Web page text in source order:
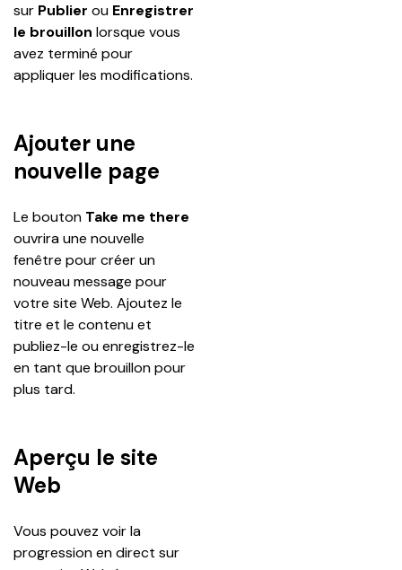
sur Publier ou Enregistrer
le brouillon lorsque vous
avez terminé pour
appliquer les modifications.
Ajouter une
nouvelle page
Le bouton Take me there
ouvrira une nouvelle
fenêtre pour créer un
nouveau message pour
votre site Web. Ajoutez le
titre et le contenu et
publiez-le ou enregistrez-le
en tant que brouillon pour
plus tard.
Aperçu le site
Web
Vous pouvez voir la
progression en direct sur